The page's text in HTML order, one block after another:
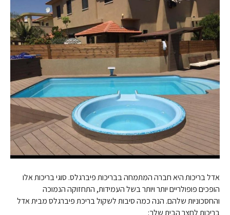
אדל בריכות היא חברה המתמחה בבריכות פיברגלס. סוגי בריכות אלו
הופכים פופולריים יותר ויותר בשל העמידות, התחזוקה הנמוכה
והחסכוניות שלהם. הנה כמה סיבות לשקול בריכת פיברגלס מבית אדל